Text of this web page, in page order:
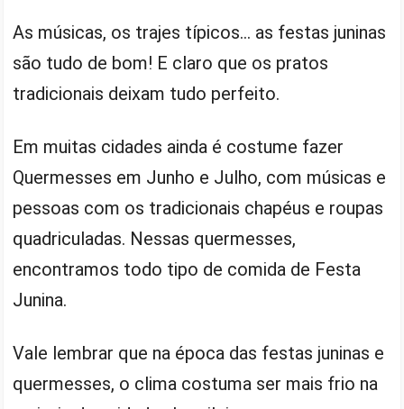
As músicas, os trajes típicos… as festas juninas
são tudo de bom! E claro que os pratos
tradicionais deixam tudo perfeito.
Em muitas cidades ainda é costume fazer
Quermesses em Junho e Julho, com músicas e
pessoas com os tradicionais chapéus e roupas
quadriculadas. Nessas quermesses,
encontramos todo tipo de comida de Festa
Junina.
Vale lembrar que na época das festas juninas e
quermesses, o clima costuma ser mais frio na